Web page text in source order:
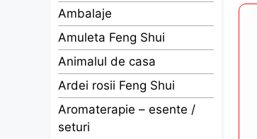
Ambalaje
Amuleta Feng Shui
Animalul de casa
Ardei rosii Feng Shui
Aromaterapie – esente /
seturi